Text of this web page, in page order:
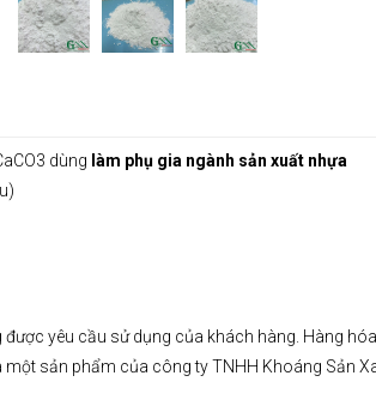
dùng làm phụ gia ngành sản xuất nhựa
yêu cầu sử dụng của khách hàng. Hàng hóa
một sản phẩm của công ty TNHH Khoáng Sản